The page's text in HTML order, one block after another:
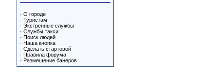
· О городе
· Туристам
· Экстренные службы
· Службы такси
· Поиск людей
· Наша кнопка
· Сделать стартовой
· Правила форума
· Размещение банеров